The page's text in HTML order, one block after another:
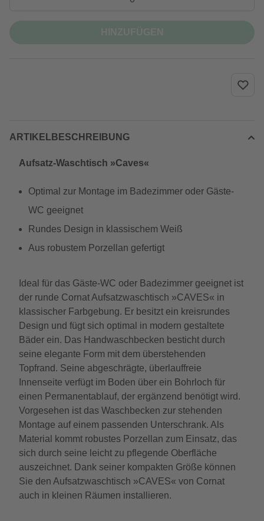
ARTIKELBESCHREIBUNG
Aufsatz-Waschtisch »Caves«
Optimal zur Montage im Badezimmer oder Gäste-
WC geeignet
Rundes Design in klassischem Weiß
Aus robustem Porzellan gefertigt
Ideal für das Gäste-WC oder Badezimmer geeignet ist
der runde Cornat Aufsatzwaschtisch »CAVES« in
klassischer Farbgebung. Er besitzt ein kreisrundes
Design und fügt sich optimal in modern gestaltete
Bäder ein. Das Handwaschbecken besticht durch
seine elegante Form mit dem überstehenden
Topfrand. Seine abgeschrägte, überlauffreie
Innenseite verfügt im Boden über ein Bohrloch für
einen Permanentablauf, der ergänzend benötigt wird.
Vorgesehen ist das Waschbecken zur stehenden
Montage auf einem passenden Unterschrank. Als
Material kommt robustes Porzellan zum Einsatz, das
sich durch seine leicht zu pflegende Oberfläche
auszeichnet. Dank seiner kompakten Größe können
Sie den Aufsatzwaschtisch »CAVES« von Cornat
auch in kleinen Räumen installieren.